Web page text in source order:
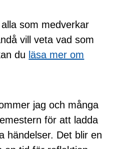
som medverkar
vill veta vad som
du läsa mer om
jag och många
för att ladda
händelser. Det blir en